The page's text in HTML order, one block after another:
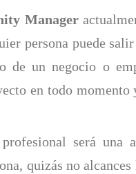
Manager
persona puede
de un negocio o
en todo
será una
quizás no